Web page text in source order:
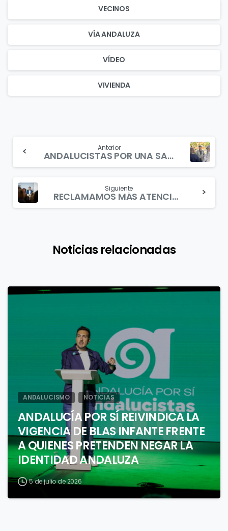
VECINOS
VÍA ANDALUZA
VÍDEO
VIVIENDA
Reading
Anterior
ANDALUCISTAS POR UNA SANIDAD PÚBLICA Y DE CALIDAD
Siguiente
RECLAMAMOS MÁS ATENCIÓN EUROPEA EN LA LUCHA CONTRA EL NARCOTRÁFICO
Noticias relacionadas
ANDALUCISMO NOTICIAS
ANDALUCÍA POR SÍ REIVINDICA LA
VIGENCIA DE BLAS INFANTE FRENTE
A QUIENES PRETENDEN NEGAR LA
IDENTIDAD ANDALUZA
5 de julio de 2026